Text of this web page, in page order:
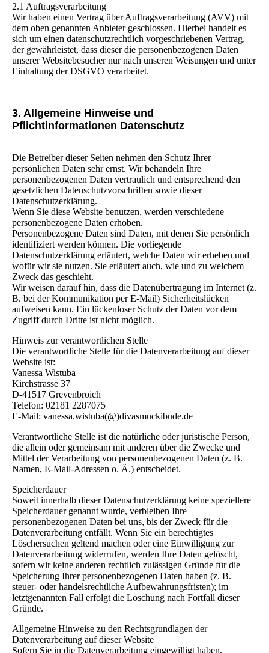
2.1 Auftragsverarbeitung
Wir haben einen Vertrag über Auftragsverarbeitung (AVV) mit
dem oben genannten Anbieter geschlossen. Hierbei handelt es
sich um einen datenschutzrechtlich vorgeschriebenen Vertrag,
der gewährleistet, dass dieser die personenbezogenen Daten
unserer Websitebesucher nur nach unseren Weisungen und unter
Einhaltung der DSGVO verarbeitet.
3. Allgemeine Hinweise und
Pflichtinformationen Datenschutz
Die Betreiber dieser Seiten nehmen den Schutz Ihrer
persönlichen Daten sehr ernst. Wir behandeln Ihre
personenbezogenen Daten vertraulich und entsprechend den
gesetzlichen Datenschutzvorschriften sowie dieser
Datenschutzerklärung.
Wenn Sie diese Website benutzen, werden verschiedene
personenbezogene Daten erhoben.
Personenbezogene Daten sind Daten, mit denen Sie persönlich
identifiziert werden können. Die vorliegende
Datenschutzerklärung erläutert, welche Daten wir erheben und
wofür wir sie nutzen. Sie erläutert auch, wie und zu welchem
Zweck das geschieht.
Wir weisen darauf hin, dass die Datenübertragung im Internet (z.
B. bei der Kommunikation per E-Mail) Sicherheitslücken
aufweisen kann. Ein lückenloser Schutz der Daten vor dem
Zugriff durch Dritte ist nicht möglich.
Hinweis zur verantwortlichen Stelle
Die verantwortliche Stelle für die Datenverarbeitung auf dieser
Website ist:
Vanessa Wistuba
Kirchstrasse 37
D-41517 Grevenbroich
Telefon: 02181 2287075
E-Mail: vanessa.wistuba(@)divasmuckibude.de
Verantwortliche Stelle ist die natürliche oder juristische Person,
die allein oder gemeinsam mit anderen über die Zwecke und
Mittel der Verarbeitung von personenbezogenen Daten (z. B.
Namen, E-Mail-Adressen o. Ä.) entscheidet.
Speicherdauer
Soweit innerhalb dieser Datenschutzerklärung keine speziellere
Speicherdauer genannt wurde, verbleiben Ihre
personenbezogenen Daten bei uns, bis der Zweck für die
Datenverarbeitung entfällt. Wenn Sie ein berechtigtes
Löschersuchen geltend machen oder eine Einwilligung zur
Datenverarbeitung widerrufen, werden Ihre Daten gelöscht,
sofern wir keine anderen rechtlich zulässigen Gründe für die
Speicherung Ihrer personenbezogenen Daten haben (z. B.
steuer- oder handelsrechtliche Aufbewahrungsfristen); im
letztgenannten Fall erfolgt die Löschung nach Fortfall dieser
Gründe.
Allgemeine Hinweise zu den Rechtsgrundlagen der
Datenverarbeitung auf dieser Website
Sofern Sie in die Datenverarbeitung eingewilligt haben,